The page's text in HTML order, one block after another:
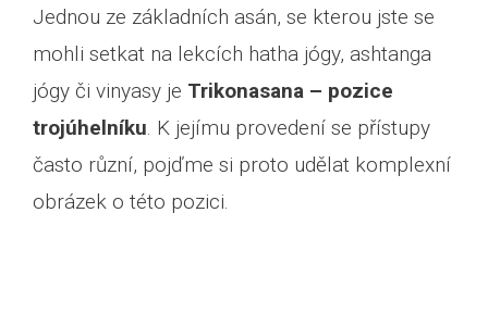
Jednou ze základních asán, se kterou jste se
mohli setkat na lekcích hatha jógy, ashtanga
jógy či vinyasy je Trikonasana – pozice
trojúhelníku. K jejímu provedení se přístupy
často různí, pojďme si proto udělat komplexní
obrázek o této pozici.